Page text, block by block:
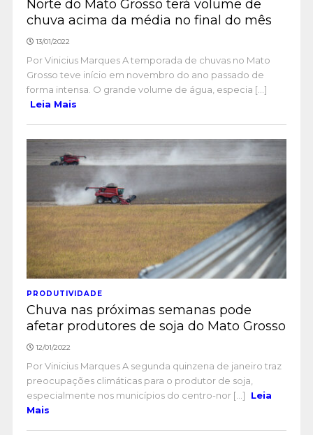
Norte do Mato Grosso terá volume de
chuva acima da média no final do mês
13/01/2022
Por Vinicius Marques A temporada de chuvas no Mato
Grosso teve início em novembro do ano passado de
forma intensa. O grande volume de água, especia [...]
Leia Mais
PRODUTIVIDADE
Chuva nas próximas semanas pode
afetar produtores de soja do Mato Grosso
12/01/2022
Por Vinicius Marques A segunda quinzena de janeiro traz
preocupações climáticas para o produtor de soja,
especialmente nos municípios do centro-nor [...]
Leia
Mais